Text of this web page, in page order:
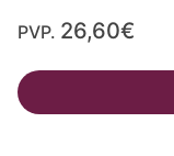
PVP. 26,60€